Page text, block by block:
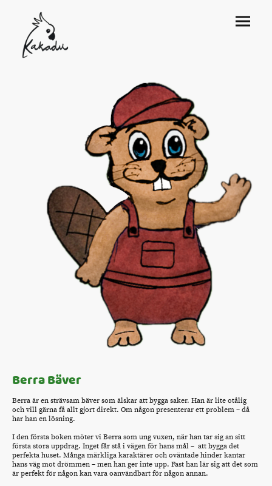
Berra Bäver
Berra är en strävsam bäver som älskar att bygga saker. Han är lite otålig
och vill gärna få allt gjort direkt. Om någon presenterar ett problem – då
har han en lösning.
I den första boken möter vi Berra som ung vuxen, när han tar sig an sitt
första stora uppdrag. Inget får stå i vägen för hans mål – att bygga det
perfekta huset. Många märkliga karaktärer och oväntade hinder kantar
hans väg mot drömmen – men han ger inte upp. Fast han lär sig att det som
är perfekt för någon kan vara oanvändbart för någon annan.